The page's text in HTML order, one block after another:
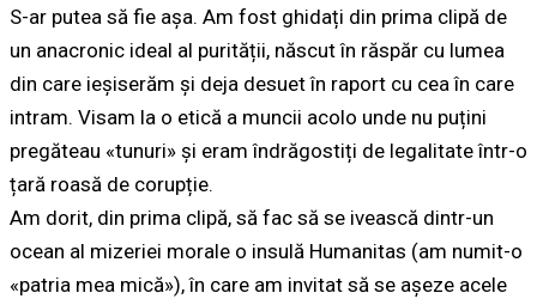
S-ar putea să fie așa. Am fost ghidați din prima clipă de
un anacronic ideal al purității, născut în răspăr cu lumea
din care ieșiserăm și deja desuet în raport cu cea în care
intram. Visam la o etică a muncii acolo unde nu puțini
pregăteau «tunuri» și eram îndrăgostiți de legalitate într-o
țară roasă de corupție.
Am dorit, din prima clipă, să fac să se ivească dintr-un
ocean al mizeriei morale o insulă Humanitas (am numit-o
«patria mea mică»), în care am invitat să se așeze acele